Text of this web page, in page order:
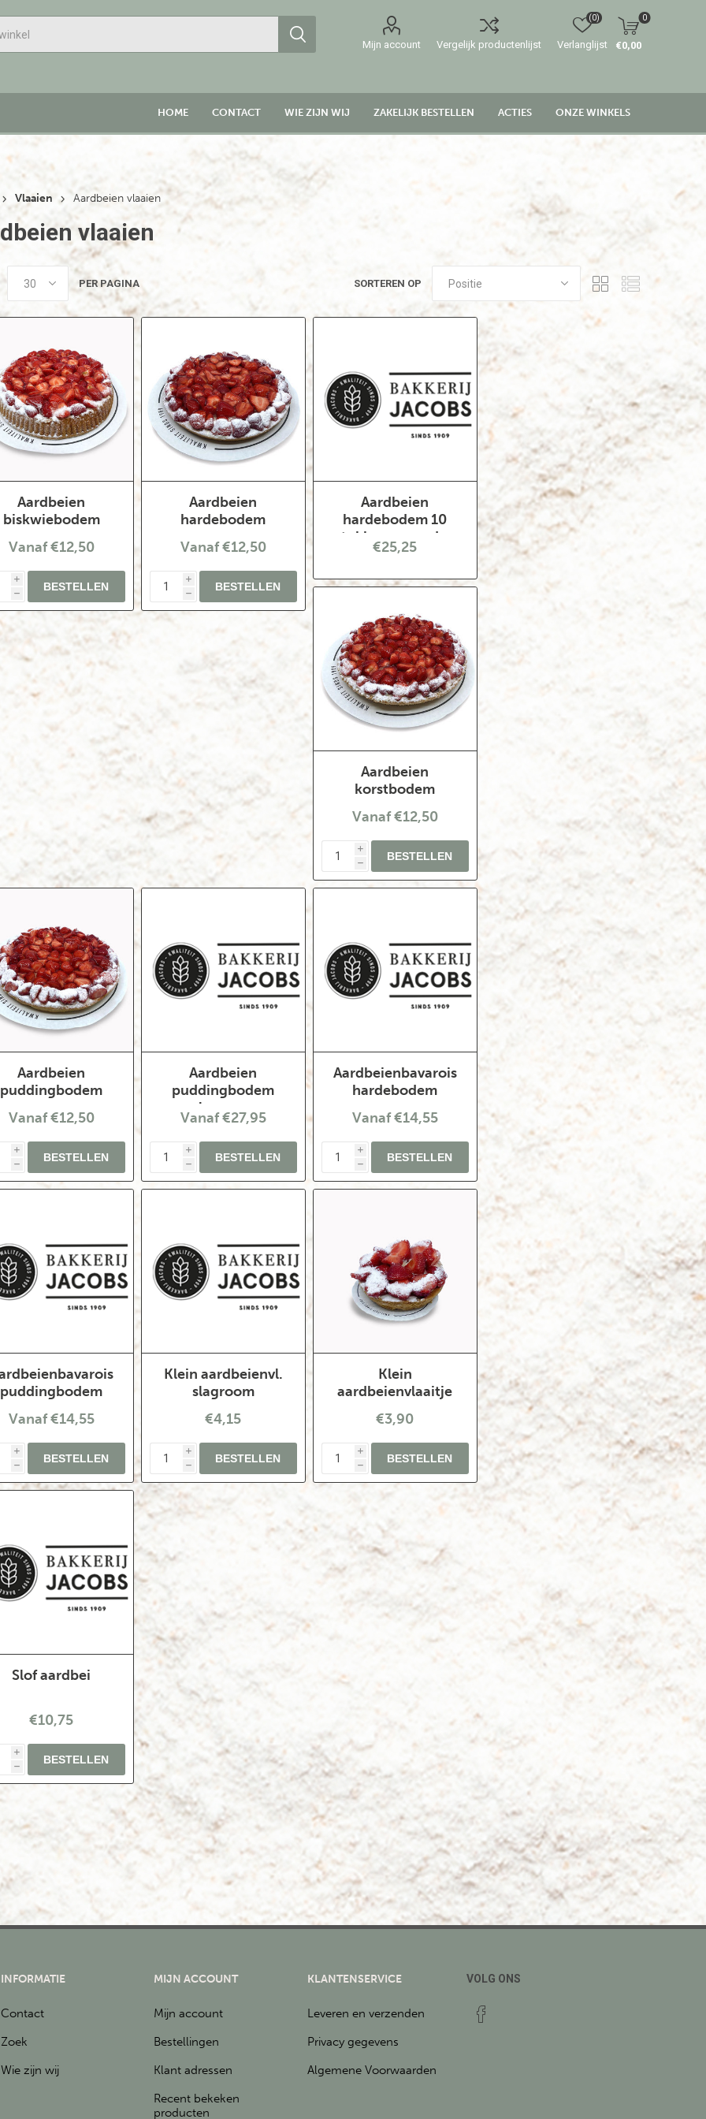
Mijn account Vergelijk productenlijst Verlanglijst
(0) 0
€0,00
HOME CONTACT WIE ZIJN WIJ ZAKELIJK BESTELLEN ACTIES ONZE WINKELS
Vlaaien Aardbeien vlaaien
vlaaien
SORTEREN OP
PER PAGINA
Aardbeien
biskwiebodem
Vanaf €12,50
i
h
Aardbeien
hardebodem
Vanaf €12,50
i
h
Aardbeien
hardebodem 10
stukken gesneden
€25,25
Aardbeien
korstbodem
Vanaf €12,50
i
h
Aardbeien
puddingbodem
Vanaf €12,50
i
h
Aardbeien
puddingbodem
slagroom
Vanaf €27,95
i
h
Aardbeienbavarois
hardebodem
Vanaf €14,55
i
h
puddingbodem
Vanaf €14,55
i
h
Klein aardbeienvl.
slagroom
€4,15
i
h
Klein
aardbeienvlaaitje
€3,90
i
h
Slof aardbei
€10,75
i
h
INFORMATIE
Contact
Zoek
Wie zijn wij
MIJN ACCOUNT
Mijn account
Bestellingen
Klant adressen
Recent bekeken
producten
KLANTENSERVICE
Leveren en verzenden
Privacy gegevens
Algemene Voorwaarden
VOLG ONS